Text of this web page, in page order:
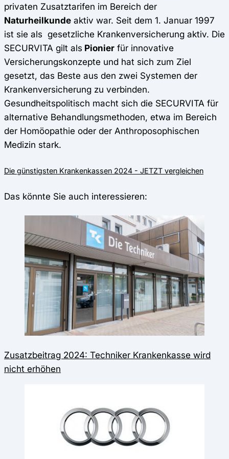
privaten Zusatztarifen im Bereich der
Naturheilkunde aktiv war. Seit dem 1. Januar 1997
ist sie als gesetzliche Krankenversicherung aktiv. Die
SECURVITA gilt als Pionier für innovative
Versicherungskonzepte und hat sich zum Ziel
gesetzt, das Beste aus den zwei Systemen der
Krankenversicherung zu verbinden.
Gesundheitspolitisch macht sich die SECURVITA für
alternative Behandlungsmethoden, etwa im Bereich
der Homöopathie oder der Anthroposophischen
Medizin stark.
Die günstigsten Krankenkassen 2024 - JETZT vergleichen
Das könnte Sie auch interessieren:
Zusatzbeitrag 2024: Techniker Krankenkasse wird
nicht erhöhen